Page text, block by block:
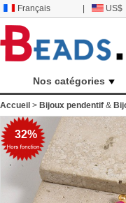
Français US$
Nos catégories
Accueil > Bijoux pendentif &
32%